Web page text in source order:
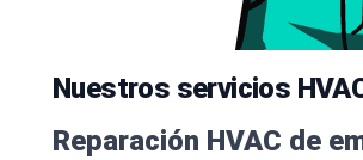
Nuestros servicios
Reparación HVAC de